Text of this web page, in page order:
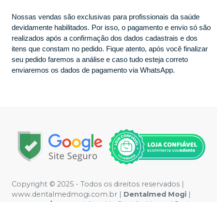
Nossas vendas são exclusivas para profissionais da saúde
devidamente habilitados. Por isso, o pagamento e envio só são
realizados após a confirmação dos dados cadastrais e dos
itens que constam no pedido. Fique atento, após você finalizar
seu pedido faremos a análise e caso tudo esteja correto
enviaremos os dados de pagamento via WhatsApp.
Copyright © 2025 - Todos os direitos reservados |
www.dentalmedmogi.com.br | Dentalmed Mogi |